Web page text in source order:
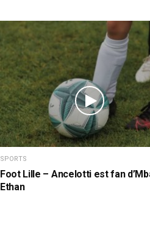
SPORTS
Foot Lille – Ancelotti est fan
Ethan